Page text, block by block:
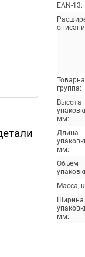
EAN-13:
группа:
Высота
мм:
Длина
мм:
Объем
Масса,
Ширина
мм: